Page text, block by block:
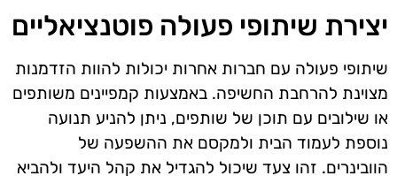
יצירת שיתופי פעולה פוטנציאליים
שיתופי פעולה עם חברות אחרות יכולות להוות הזדמנות
מצוינת להרחבת החשיפה. באמצעות קמפיינים משותפים
או שילובים עם תוכן של שותפים, ניתן להניע תנועה
נוספת לעמוד הבית ולמקסם את ההשפעה של
הוובינרים. זהו צעד שיכול להגדיל את קהל היעד ולהביא